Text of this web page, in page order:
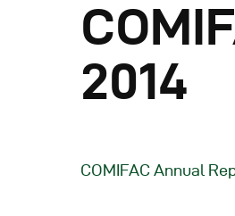
2014
COMIFAC Annual